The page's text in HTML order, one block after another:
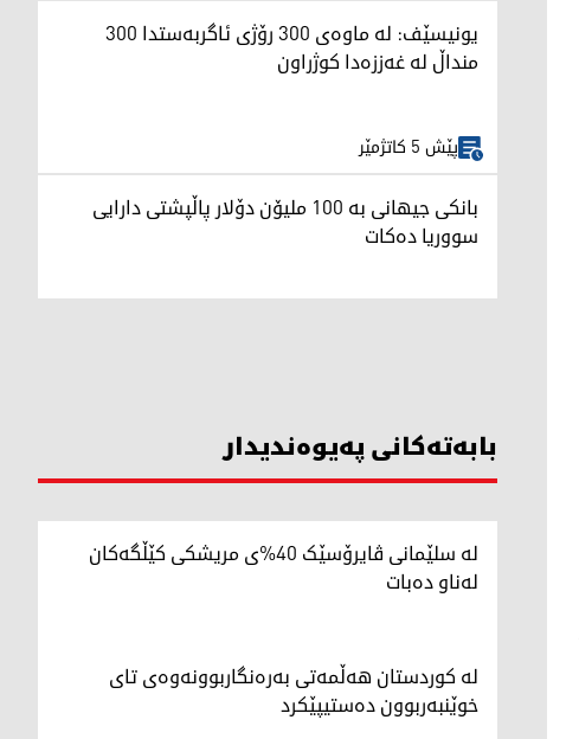
یونیسێف: لە ماوەی 300 رۆژی ئاگربەستدا 300
منداڵ لە غەززەدا کوژراون
پێش 5 کاتژمێر
بانکی جیهانی بە 100 ملیۆن دۆلار پاڵپشتی دارایی
سووریا دەکات
بابەتەکانی پەیوەندیدار
لە سلێمانی ڤایرۆسێک 40%ی مریشکی کێڵگەکان
لەناو دەبات
لە کوردستان هەڵمەتی بەرەنگاربوونەوەی تای
خوێنبەربوون دەستیپێکرد